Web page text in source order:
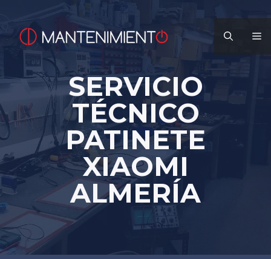
contenido
SERVICIO
TÉCNICO
PATINETE
XIAOMI
ALMERÍA